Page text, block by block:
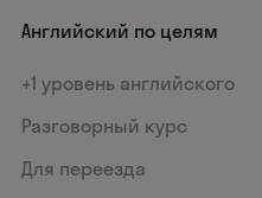
Английский по целям
+1 уровень английского
Разговорный курс
Для переезда